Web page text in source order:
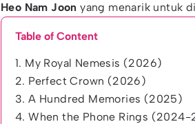
Heo Nam Joonyang menarik untuk
Table of Content
1. My Royal Nemesis (2026)
2. Perfect Crown (2026)
3. A Hundred Memories (2025)
4. When the Phone Rings